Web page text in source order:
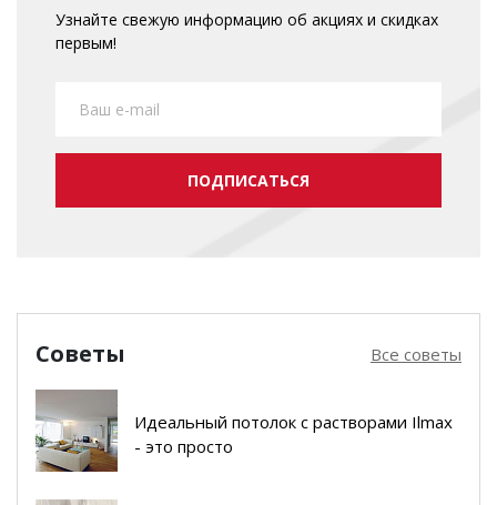
Узнайте свежую информацию об акциях и скидках
первым!
ПОДПИСАТЬСЯ
Советы Все советы
Идеальный потолок с растворами Ilmax
- это просто